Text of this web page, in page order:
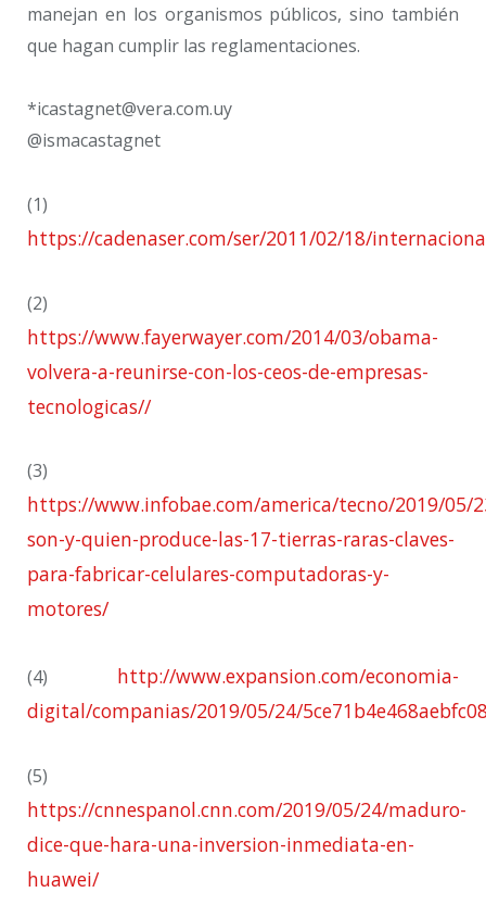
manejan en los organismos públicos, sino también
que hagan cumplir las reglamentaciones.
*icastagnet@vera.com.uy
@ismacastagnet
(1)
https://cadenaser.com/ser/2011/02/18/
(2)
https://www.fayerwayer.com/2014/03/obama-
volvera-a-reunirse-con-los-ceos-de-empresas-
tecnologicas//
(3)
https://www.infobae.com/america/tecno/2019/05/
son-y-quien-produce-las-17-tierras-raras-claves-
para-fabricar-celulares-computadoras-y-
motores/
(4) http://www.expansion.com/economia-
digital/companias/2019/05/24/
(5)
https://cnnespanol.cnn.com/2019/05/24/maduro-
dice-que-hara-una-inversion-inmediata-en-
huawei/